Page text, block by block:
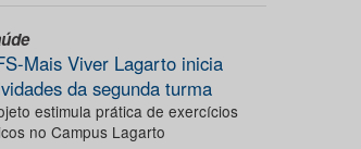
Mais Viver Lagarto inicia
da segunda turma
estimula prática de exercícios
no Campus Lagarto